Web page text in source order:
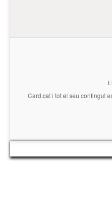
Card.cati tot el seu contingut